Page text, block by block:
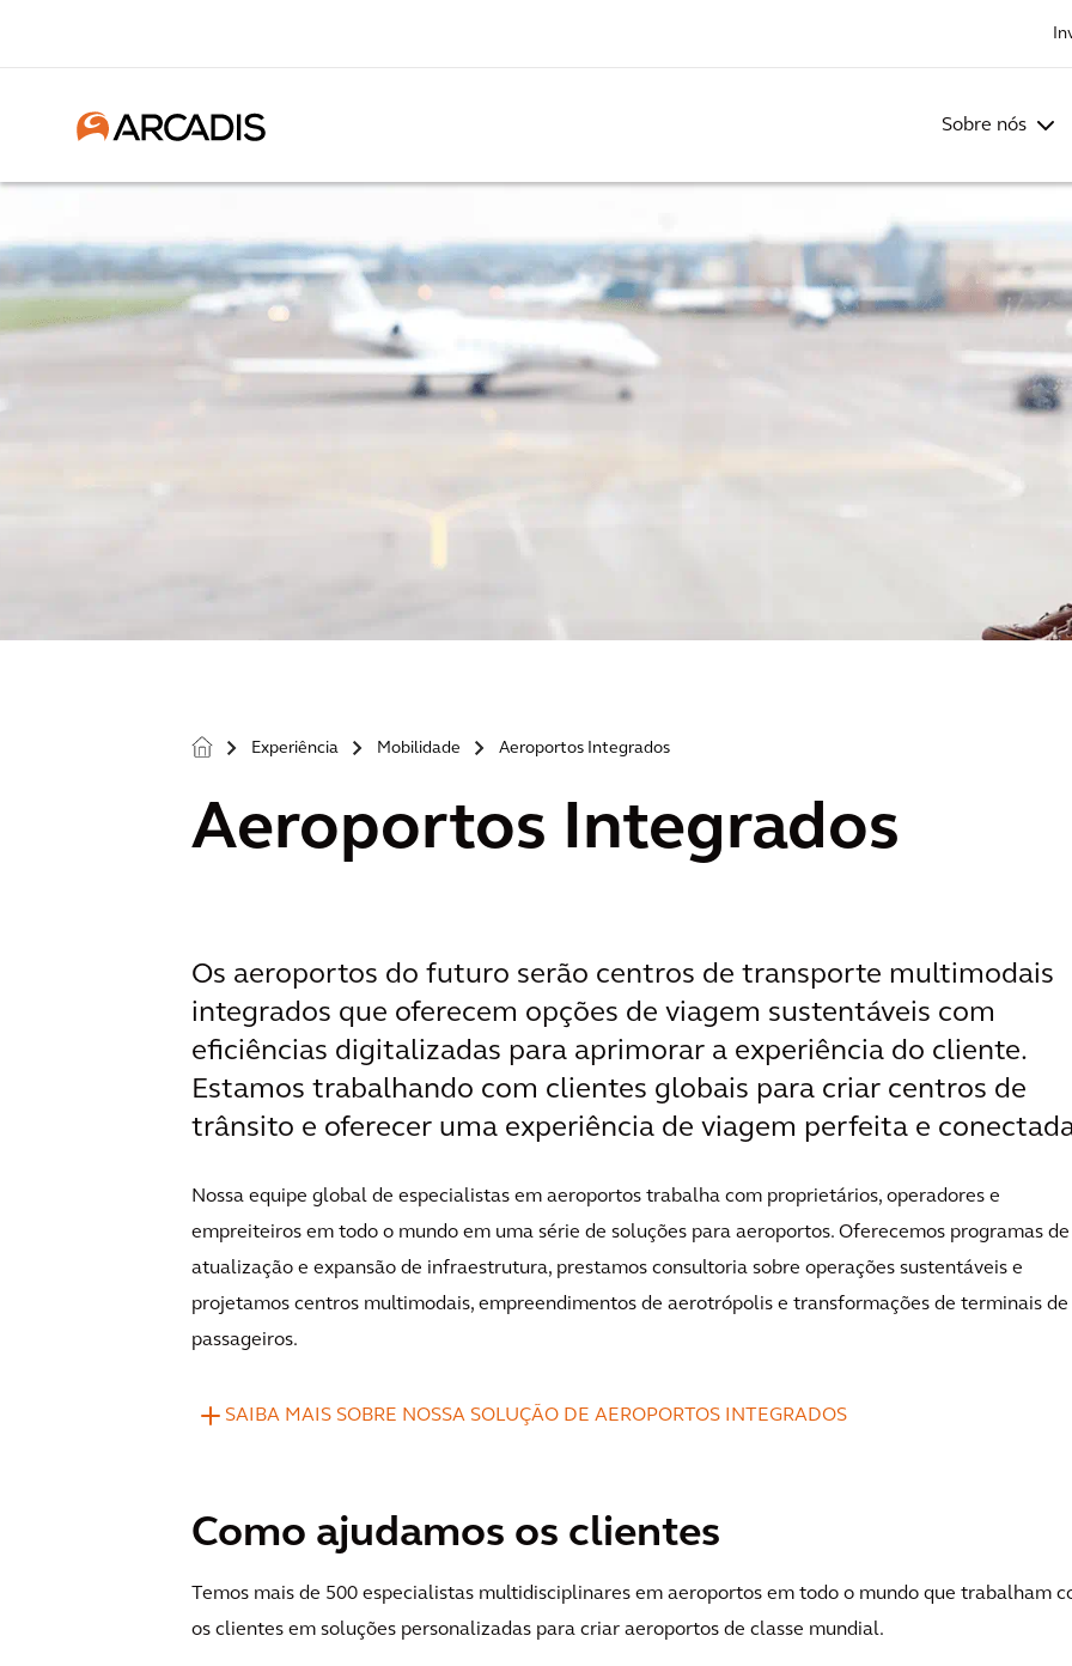
Sobre nós
> Experiência > Mobilidade > Aeroportos Integrados
Aeroportos Integrados
Os aeroportos do futuro serão centros de transporte multimodais
integrados que oferecem opções de viagem sustentáveis com
eficiências digitalizadas para aprimorar a experiência do cliente.
Estamos trabalhando com clientes globais para criar centros de
trânsito e oferecer uma experiência de viagem perfeita e
Nossa equipe global de especialistas em aeroportos trabalha com proprietários, operadores e
empreiteiros em todo o mundo em uma série de soluções para aeroportos. Oferecemos programas de
atualização e expansão de infraestrutura, prestamos consultoria sobre operações sustentáveis e
projetamos centros multimodais, empreendimentos de aerotrópolis e transformações de terminais de
passageiros.
SAIBA MAIS SOBRE NOSSA SOLUÇÃO DE AEROPORTOS INTEGRADOS
Como ajudamos os clientes
Temos mais de 500 especialistas multidisciplinares em aeroportos em todo o mundo que trabalham
os clientes em soluções personalizadas para criar aeroportos de classe mundial.